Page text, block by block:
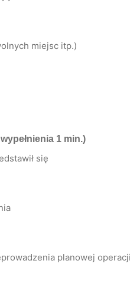
miejsc itp.)
1 min.)
się
planowej